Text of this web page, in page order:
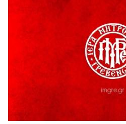
5 Αυγούστου 2026
Γρεβενά: Συνελήφθη 18χρονος
εξοπλισμού γυμναστηρίου
ΑΗ ΛΑΟΣ | 5 Αυγούστου | Υπαίθριο
41η Γιορτή Κρασιού στο Τρίκωμο
5 Αυγούστου 2026